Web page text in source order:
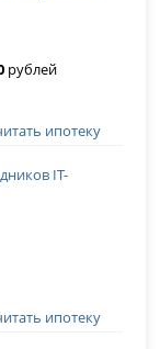
рублей
ипотеку
IT-
ипотеку